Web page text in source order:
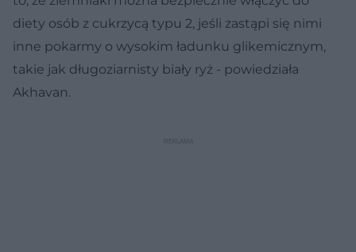
diety osób z cukrzycą typu 2, jeśli zastąpi się nimi
inne pokarmy o wysokim ładunku glikemicznym,
takie jak długoziarnisty biały ryż - powiedziała
Akhavan.